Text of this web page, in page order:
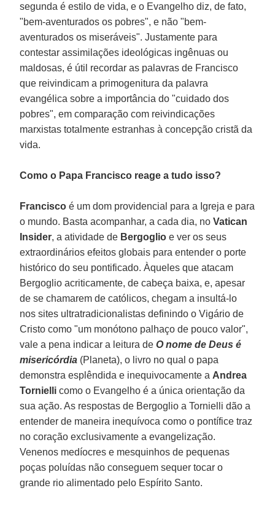
segunda é estilo de vida, e o Evangelho diz, de fato,
"bem-aventurados os pobres", e não "bem-
aventurados os miseráveis". Justamente para
contestar assimilações ideológicas ingênuas ou
maldosas, é útil recordar as palavras de Francisco
que reivindicam a primogenitura da palavra
evangélica sobre a importância do "cuidado dos
pobres", em comparação com reivindicações
marxistas totalmente estranhas à concepção cristã da
vida.
Como o Papa Francisco reage a tudo isso?
Francisco é um dom providencial para a Igreja e para
o mundo. Basta acompanhar, a cada dia, noVatican
Insider, a atividade de Bergoglio e ver os seus
extraordinários efeitos globais para entender o porte
histórico do seu pontificado. Àqueles que atacam
Bergoglio acriticamente, de cabeça baixa, e, apesar
de se chamarem de católicos, chegam a insultá-lo
nos sites ultratradicionalistas definindo o Vigário de
Cristo como "um monótono palhaço de pouco valor",
vale a pena indicar a leitura deO nome de Deus é
misericórdia (Planeta), o livro no qual o papa
demonstra esplêndida e inequivocamente a Andrea
Tornielli como o Evangelho é a única orientação da
sua ação. As respostas de Bergoglio a Tornielli dão a
entender de maneira inequívoca como o pontífice traz
no coração exclusivamente a evangelização.
Venenos medíocres e mesquinhos de pequenas
poças poluídas não conseguem sequer tocar o
grande rio alimentado pelo Espírito Santo.